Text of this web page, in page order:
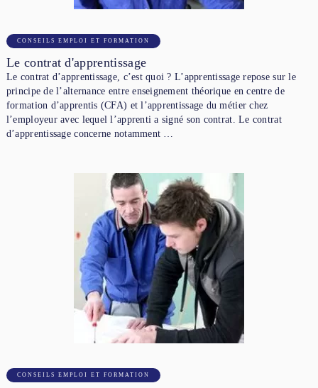
CONSEILS EMPLOI ET FORMATION
Le contrat d'apprentissage
Le contrat d’apprentissage, c’est quoi ? L’apprentissage repose sur le
principe de l’alternance entre enseignement théorique en centre de
formation d’apprentis (CFA) et l’apprentissage du métier chez
l’employeur avec lequel l’apprenti a signé son contrat. Le contrat
d’apprentissage concerne notamment …
CONSEILS EMPLOI ET FORMATION